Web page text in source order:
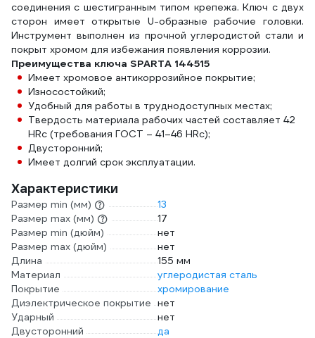
соединения с шестигранным типом крепежа. Ключ с двух
сторон имеет открытые U-образные рабочие головки.
Инструмент выполнен из прочной углеродистой стали и
покрыт хромом для избежания появления коррозии.
Преимущества ключа SPARTA 144515
Имеет хромовое антикоррозийное покрытие;
Износостойкий;
Удобный для работы в труднодоступных местах;
Твердость материала рабочих частей составляет 42
HRc (требования ГОСТ – 41–46 HRc);
Двусторонний;
Имеет долгий срок эксплуатации.
Характеристики
Размер min (мм)
13
Размер max (мм)
17
Размер min (дюйм)
нет
Размер max (дюйм)
нет
Длина
155 мм
Материал
углеродистая сталь
Покрытие
хромирование
Диэлектрическое покрытие нет
Ударный
нет
Двусторонний
да